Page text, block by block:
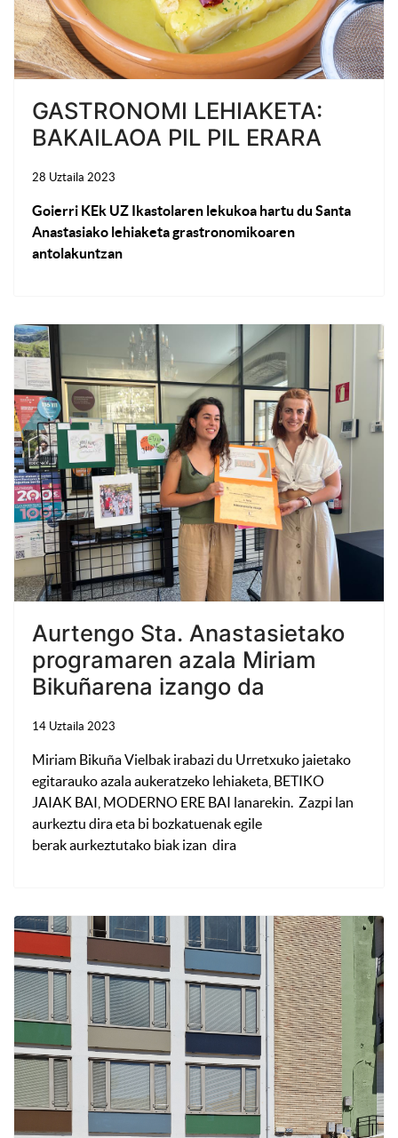
GASTRONOMI LEHIAKETA:
BAKAILAOA PIL PIL ERARA
28 Uztaila 2023
Goierri KEk UZ Ikastolaren lekukoa hartu du Santa
Anastasiako lehiaketa grastronomikoaren
antolakuntzan
Aurtengo Sta. Anastasietako
programaren azala Miriam
Bikuñarena izango da
14 Uztaila 2023
Miriam Bikuña Vielbak irabazi du Urretxuko jaietako
egitarauko azala aukeratzeko lehiaketa, BETIKO
JAIAK BAI, MODERNO ERE BAI lanarekin. Zazpi lan
aurkeztu dira eta bi bozkatuenak egile
berak aurkeztutako biak izan dira